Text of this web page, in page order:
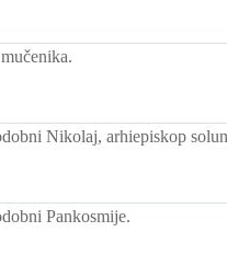
Nikolaj, arhiepiskop
Pankosmije.